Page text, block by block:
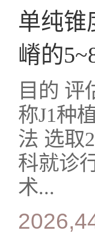
单纯锥
嵴的
目的 评
称J1种
法 选取
科就诊
术...